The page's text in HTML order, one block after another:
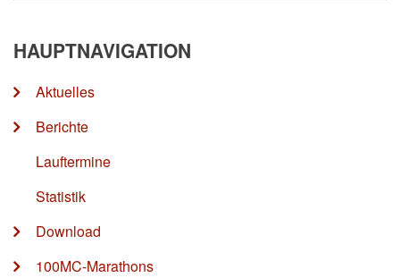
HAUPTNAVIGATION
Aktuelles
Berichte
Lauftermine
Statistik
Download
100MC-Marathons